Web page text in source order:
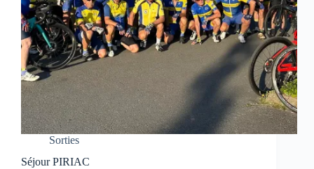
Sorties
Séjour PIRIAC